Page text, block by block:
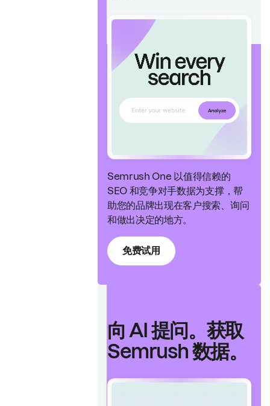
Semrush One 以值得信赖的
SEO 和竞争对手数据为支撑，帮
助您的品牌出现在客户搜索、询问
和做出决定的地方。
免费试用
向 AI 提问。获取
Semrush 数据。